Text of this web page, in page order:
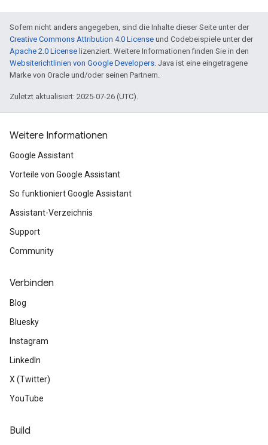
Sofern nicht anders angegeben, sind die Inhalte dieser Seite unter der
Creative Commons Attribution 4.0 License und Codebeispiele unter der
Apache 2.0 License lizenziert. Weitere Informationen finden Sie in den
Websiterichtlinien von Google Developers. Java ist eine eingetragene
Marke von Oracle und/oder seinen Partnern.
Zuletzt aktualisiert: 2025-07-26 (UTC).
Weitere Informationen
Google Assistant
Vorteile von Google Assistant
So funktioniert Google Assistant
Assistant-Verzeichnis
Support
Community
Verbinden
Blog
Bluesky
Instagram
LinkedIn
X (Twitter)
YouTube
Build